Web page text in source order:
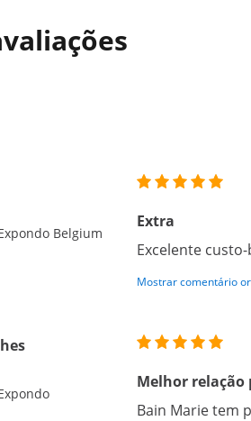
Belgium
Extra
Excelente
Mostrar comentário
Melhor relação
Bain Marie tem